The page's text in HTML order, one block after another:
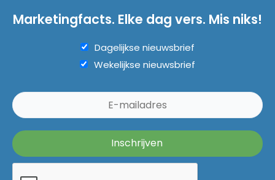
Marketingfacts. Elke dag vers. Mis niks!
Dagelijkse nieuwsbrief
Wekelijkse nieuwsbrief